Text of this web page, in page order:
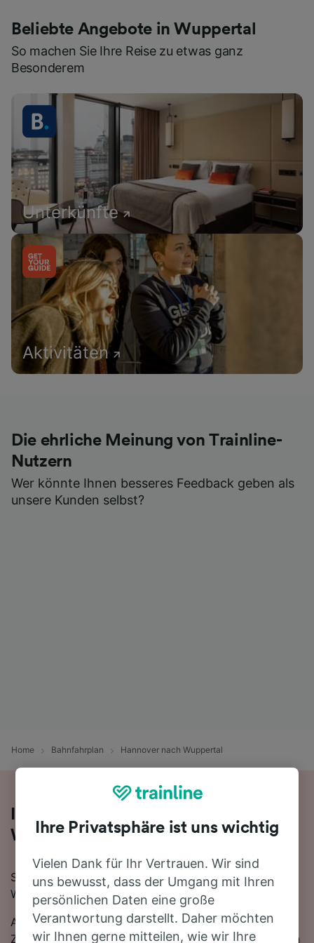
Beliebte Angebote in Wuppertal
So machen Sie Ihre Reise zu etwas ganz
Besonderem
Unterkünfte
Aktivitäten
Die ehrliche Meinung von Trainline-
Nutzern
Wer könnte Ihnen besseres Feedback geben als
unsere Kunden selbst?
Home Bahnfahrplan Hannover nach Wuppertal
Wuppertal
Sie planen eine Zugfahrt von Hannover nach
Wuppertal? Starten Sie jetzt Ihre Suche!
Auf der 217 km langen Strecke fahren in der Regel 37
Züge, die schnellste Reisezeit beträgt dabei 2 Stunden
Ihre Privatsphäre ist uns wichtig
Vielen Dank für Ihr Vertrauen. Wir sind
uns bewusst, dass der Umgang mit Ihren
persönlichen Daten eine große
Verantwortung darstellt. Daher möchten
wir Ihnen gerne mitteilen, wie wir Ihre